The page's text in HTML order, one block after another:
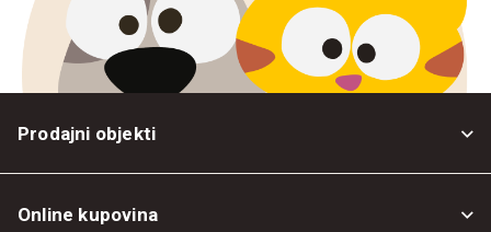
Prodajni objekti
Online kupovina